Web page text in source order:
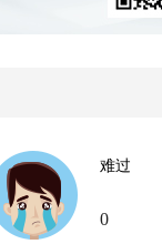
难过
0